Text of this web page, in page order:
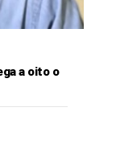
a oito o